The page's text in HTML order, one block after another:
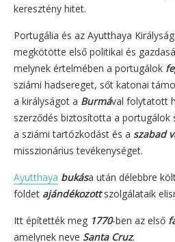
keresztény hitet.
Portugália és az Ayutthaya
megkötötte első politikai és
melynek értelmében a portugálok
sziámi hadsereget, sőt katonai
a királyságot a Burmával folytatott
szerződés biztosította a portugálok
a sziámi tartózkodást és a szabad
misszionárius tevékenységet.
Ayutthaya bukása után délebbre
földet ajándékozottszolgálataik
Itt építették meg 1770-ben az első
amelynek neve Santa Cruz.